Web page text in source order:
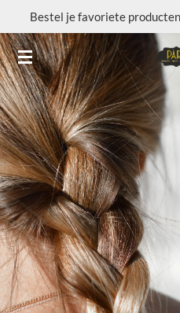
direct
naar
de
hoofdinhoud
Bestel je favoriete